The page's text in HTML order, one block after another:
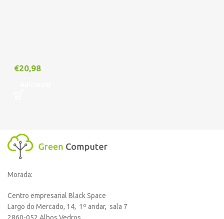
€20,98
Morada:
Centro empresarial Black Space
Largo do Mercado, 14, 1º andar, sala 7